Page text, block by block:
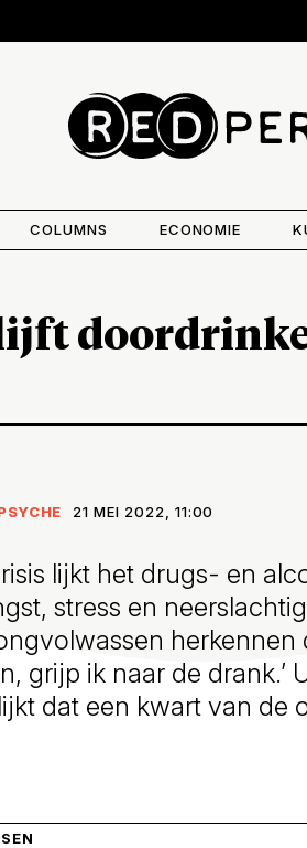
COLUMNS ECONOMIE
21 MEI 2022, 11:00
lijkt het drugs- en
stress en
herkennen
grijp ik naar de drank.’
dat een kwart van de